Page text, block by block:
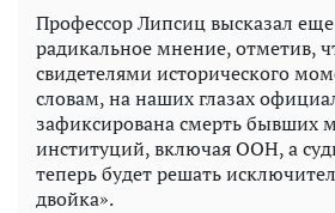
Профессор Липсиц высказал
радикальное мнение, отметив,
свидетелями исторического
словам, на наших глазах
зафиксирована смерть бывших
институций, включая ООН, а
теперь будет решать
двойка».